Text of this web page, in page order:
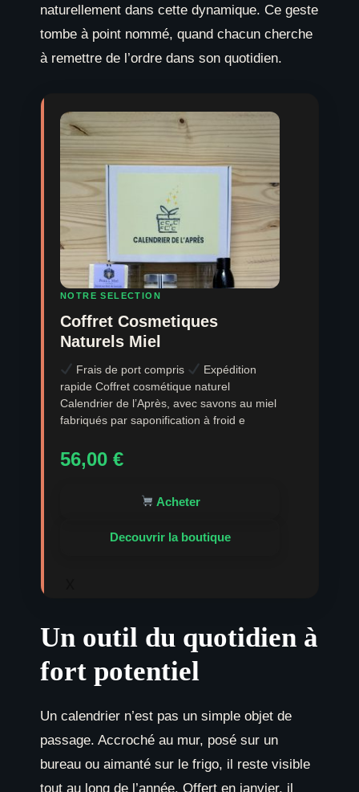
naturellement dans cette dynamique. Ce geste
tombe à point nommé, quand chacun cherche
à remettre de l’ordre dans son quotidien.
NOTRE SELECTION
Coffret Cosmetiques
Naturels Miel
Frais de port compris
Expédition
rapide Coffret cosmétique naturel
Calendrier de l’Après, avec savons au miel
fabriqués par saponification à froid e
56,00 €
Acheter
Decouvrir la boutique
Un outil du quotidien à
fort potentiel
Un calendrier n’est pas un simple objet de
passage. Accroché au mur, posé sur un
bureau ou aimanté sur le frigo, il reste visible
tout au long de l’année. Offert en janvier, il